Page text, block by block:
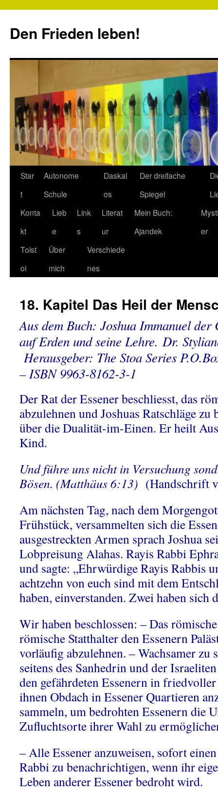
springen
Den Frieden leben!
Star
t
Autonome
Schule
Daskal
os
Der dreifache
Spiegel
Konta
kt
Lieb
e
Link
s
Literat
ur
Mein Buch:
Ajandek
er
Tolst
oi
Über
mich
Verschiede
nes
18. Kapitel Das Heil der
Aus dem Buch: Joshua Immanuel der
auf Erden und seine Lehre. Dr.
Herausgeber: The Stoa Series
– ISBN 9963-8162-3-1
Der Rat der Essener beschliesst, das
abzulehnen und Joshuas Ratschläge
über die Dualität-im-Einen. Er heilt
Kind.
Und führe uns nicht in Versuchung
Bösen. (Matthäus 6:13) (Handschrift
Am nächsten Tag, nach dem
Frühstück, versammelten sich die
ausgestreckten Armen sprach Joshua
Lobpreisung Alahas. Rayis Rabbi
und sagte: „Ehrwürdige Rayis Rabbis
achtzehn von euch sind mit dem
haben, einverstanden. Zwei haben sich
Wir haben beschlossen: – Das
römische Statthalter den Essenern
vorläufig abzulehnen. – Wachsamer zu
seitens des Sanhedrin und der
den gefährdeten Essenern in
ihnen Obdach in Essener Quartieren
sammeln, um bedrohten Essenern die
Zufluchtsorte ihrer Wahl zu
– Alle Essener anzuweisen, sofort
Rabbi zu benachrichtigen, wenn ihr
Leben anderer Essener bedroht wird.